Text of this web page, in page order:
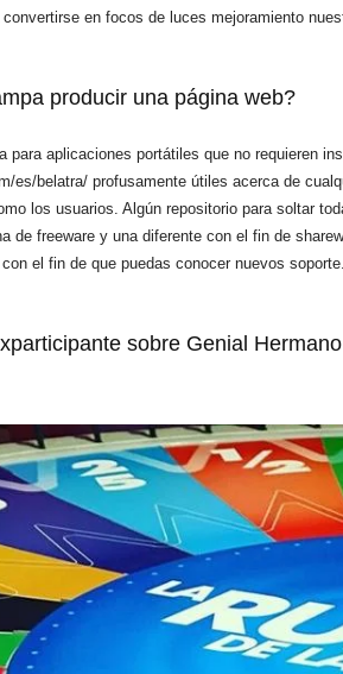
en focos de luces mejoramiento
producir una página web?
para aplicaciones portátiles que no requieren
es/belatra/ profusamente útiles acerca de
los usuarios. Algún repositorio para soltar
de freeware y una diferente con el fin de
el fin de que puedas conocer nuevos
sobre Genial